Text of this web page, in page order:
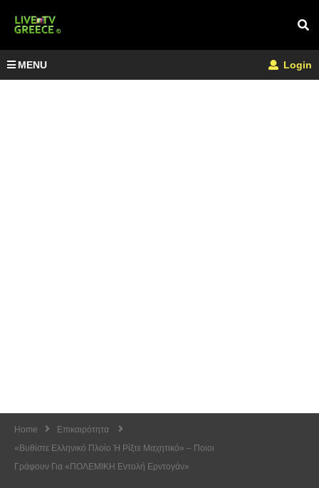
MENU Login
Home
Επικαιρότητα
«Βυθίστε Ελληνικό Πλοίο Ή Ρίξτε Μαχητικό» – Ποιοι
Γράφουν Για «ΠΟΛΕΜΙΚΗ Εντολή Ερντογάν»